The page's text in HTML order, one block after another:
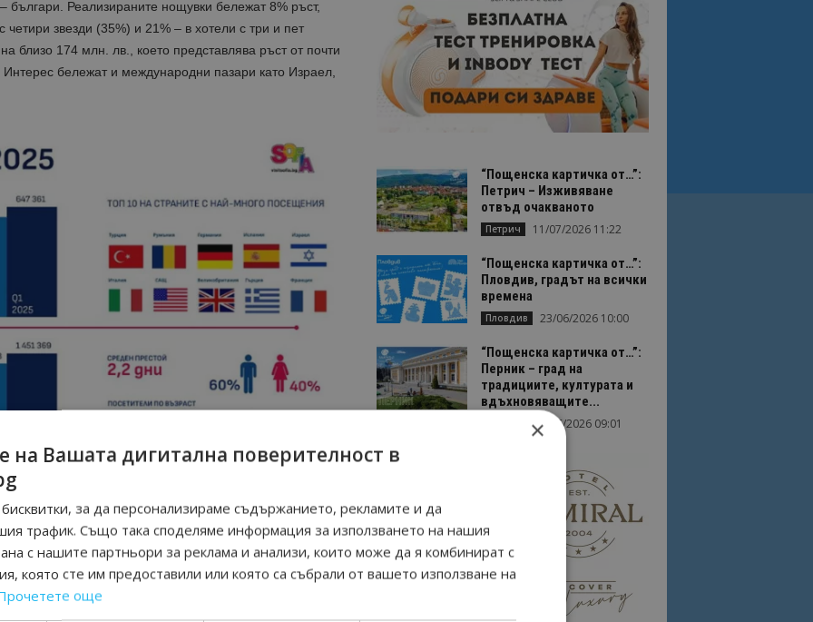
българи. Реализираните нощувки бележат 8% ръст,
звезди (35%) и 21% – в хотели с три и пет
близо 174 млн. лв., което представлява ръст от почти
бележат и международни пазари като Израел,
и Китай – 24%. При туристите от Гърция се отчита
интерес, така и на облекчените пътувания
към Шенген. От Турция той е 21%, а от Полша –
туристи, са Бутан, Фолклендски острови, Нова
и др.
“Пощенска картичка от…”:
Петрич – Изживяване
отвъд очакваното
Петрич 11/07/2026 11:22
“Пощенска картичка от…”:
Пловдив, градът на всички
времена
Пловдив 23/06/2026 10:00
“Пощенска картичка от…”:
Перник – град на
традициите, културата и
вдъхновяващите...
17/06/2026 09:01
×
на Вашата дигитална поверителност в
за да персонализираме съдържанието, рекламите и да
трафик. Също така споделяме информация за използването на нашия
с нашите партньори за реклама и анализи, които може да я комбинират с
която сте им предоставили или която са събрали от вашето използване на
още